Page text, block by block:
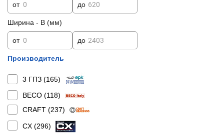
от до
Ширина - B (мм)
от до
Производитель
3 ГПЗ (165)
BECO (118)
CRAFT (237)
CX (296)